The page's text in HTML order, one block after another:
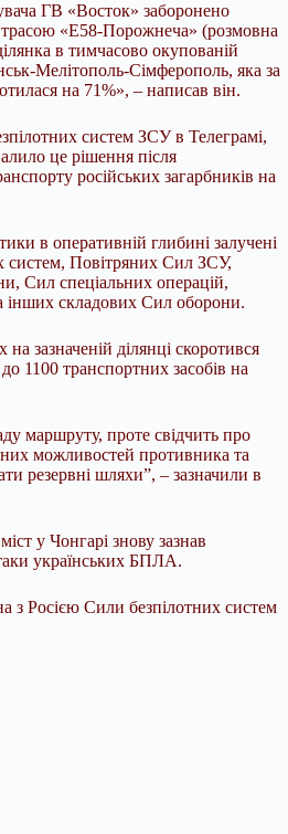
ГВ «Восток» заборонено
«Е58-Порожнеча» (розмовна
в тимчасово окупованій
Мелітополь-Сімферополь, яка за
на 71%», – написав він.
систем ЗСУ в Телеграмі,
це рішення після
російських загарбників на
в оперативній глибині залучені
систем, Повітряних Сил ЗСУ,
Сил спеціальних операцій,
інших складових Сил оборони.
зазначеній ділянці скоротився
1100 транспортних засобів на
маршруту, проте свідчить про
можливостей противника та
резервні шляхи”, – зазначили в
у Чонгарі знову зазнав
українських БПЛА.
з Росією Сили безпілотних систем